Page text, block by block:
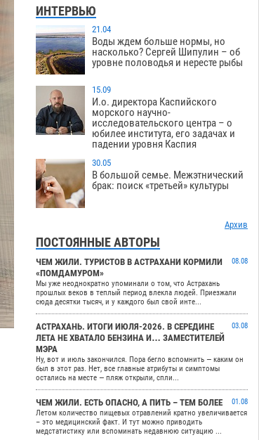
ИНТЕРВЬЮ
21.04
Воды ждем больше нормы, но
насколько? Сергей Шипулин – об
уровне половодья и нересте рыбы
15.09
И.о. директора Каспийского
морского научно-
исследовательского центра – о
юбилее института, его задачах и
падении уровня Каспия
30.05
В большой семье. Межэтнический
брак: поиск «третьей» культуры
Архив
ПОСТОЯННЫЕ АВТОРЫ
ЧЕМ ЖИЛИ. ТУРИСТОВ В АСТРАХАНИ КОРМИЛИ
«ПОМДАМУРОМ»
08.08
Мы уже неоднократно упоминали о том, что Астрахань
прошлых веков в теплый период влекла людей. Приезжали
сюда десятки тысяч, и у каждого был свой инте...
АСТРАХАНЬ. ИТОГИ ИЮЛЯ-2026. В СЕРЕДИНЕ
ЛЕТА НЕ ХВАТАЛО БЕНЗИНА И… ЗАМЕСТИТЕЛЕЙ
МЭРА
03.08
Ну, вот и июль закончился. Пора бегло вспомнить — каким он
был в этот раз. Нет, все главные атрибуты и симптомы
остались на месте — пляж открыли, спли...
ЧЕМ ЖИЛИ. ЕСТЬ ОПАСНО, А ПИТЬ – ТЕМ БОЛЕЕ
01.08
Летом количество пищевых отравлений кратно увеличивается
– это медицинский факт. И тут можно приводить
медстатистику или вспоминать недавнюю ситуацию ...